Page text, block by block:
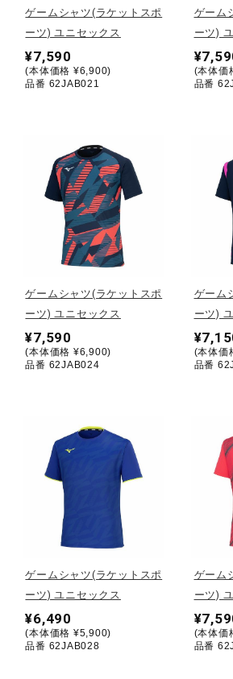
ワーキング
ライフスタイルグッズ
インナー
寝具／ミズノスリープ
アウトドア／レイン
健康／エクササイズ
ジュニア／キッズ
メディカル
コラボ／ライセンス
ゲームシャツ(ラケットスポ
ーツ) ユニセックス
¥7,590
(本体価格 ¥6,900)
品番 62JAB021
ゲーム
ーツ)
(本体価
品番
ゲームシャツ(ラケットスポ
ーツ) ユニセックス
¥7,590
(本体価格 ¥6,900)
品番 62JAB024
ゲーム
ーツ)
(本体価
品番
ゲームシャツ(ラケットスポ
ーツ) ユニセックス
¥6,490
(本体価格 ¥5,900)
品番 62JAB028
ゲーム
ーツ)
(本体価
品番